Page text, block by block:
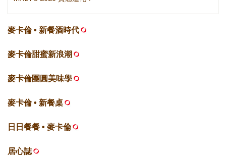
麥卡倫 • 新餐酒時代
麥卡倫甜蜜新浪潮
麥卡倫團圓美味學
麥卡倫 • 新餐桌
日日餐餐 • 麥卡倫
居心誌